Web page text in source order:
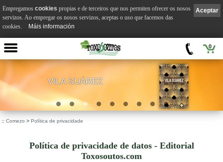
0
VILA SUÁREZ
:: Comezo > Política de privacidade
Política de privacidade de datos - Editorial
Toxosoutos.com
Aceptar
Empregamos cookies propias e de terceiros que nos permiten ofrecer os nosos
servizos. Ao empregar os nosos servizos, aceptas o uso que facemos das
cookies.
Máis información